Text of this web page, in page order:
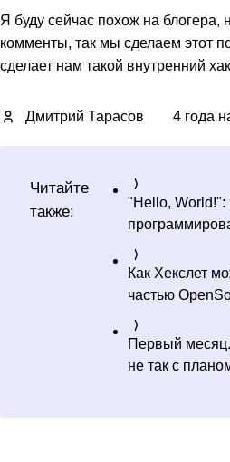
Я буду сейчас похож на блогера,
комменты, так мы сделаем этот
сделает нам такой внутренний
Дмитрий Тарасов 4 года
Читайте
также:
"Hello, World!":
Как Хекслет
частью
Первый
не так с